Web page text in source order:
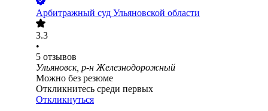
Арбитражный суд Ульяновской области
3.3
•
5 отзывов
Ульяновск, р-н Железнодорожный
Можно без резюме
Откликнитесь среди первых
Откликнуться